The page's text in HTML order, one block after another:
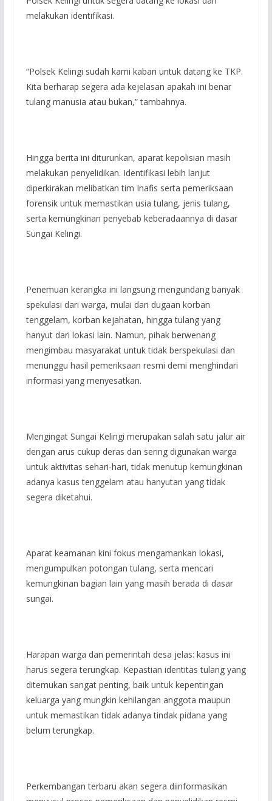
melakukan identifikasi.
“Polsek Kelingi sudah kami kabari untuk datang ke TKP.
Kita berharap segera ada kejelasan apakah ini benar
tulang manusia atau bukan,” tambahnya.
Hingga berita ini diturunkan, aparat kepolisian masih
melakukan penyelidikan. Identifikasi lebih lanjut
diperkirakan melibatkan tim Inafis serta pemeriksaan
forensik untuk memastikan usia tulang, jenis tulang,
serta kemungkinan penyebab keberadaannya di dasar
Sungai Kelingi.
Penemuan kerangka ini langsung mengundang banyak
spekulasi dari warga, mulai dari dugaan korban
tenggelam, korban kejahatan, hingga tulang yang
hanyut dari lokasi lain. Namun, pihak berwenang
mengimbau masyarakat untuk tidak berspekulasi dan
menunggu hasil pemeriksaan resmi demi menghindari
informasi yang menyesatkan.
Mengingat Sungai Kelingi merupakan salah satu jalur air
dengan arus cukup deras dan sering digunakan warga
untuk aktivitas sehari-hari, tidak menutup kemungkinan
adanya kasus tenggelam atau hanyutan yang tidak
segera diketahui.
Aparat keamanan kini fokus mengamankan lokasi,
mengumpulkan potongan tulang, serta mencari
kemungkinan bagian lain yang masih berada di dasar
sungai.
Harapan warga dan pemerintah desa jelas: kasus ini
harus segera terungkap. Kepastian identitas tulang yang
ditemukan sangat penting, baik untuk kepentingan
keluarga yang mungkin kehilangan anggota maupun
untuk memastikan tidak adanya tindak pidana yang
belum terungkap.
Perkembangan terbaru akan segera diinformasikan